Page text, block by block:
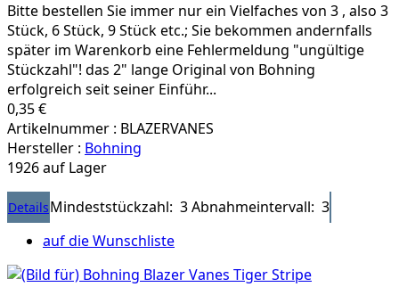
Bitte bestellen Sie immer nur ein Vielfaches von 3 , also 3
Stück, 6 Stück, 9 Stück etc.; Sie bekommen andernfalls
später im Warenkorb eine Fehlermeldung "ungültige
Stückzahl"! das 2" lange Original von Bohning
erfolgreich seit seiner Einführ...
0,35 €
Artikelnummer : BLAZERVANES
Hersteller : Bohning
1926 auf Lager
DetailsMindeststückzahl: 3Abnahmeintervall: 3
auf die Wunschliste